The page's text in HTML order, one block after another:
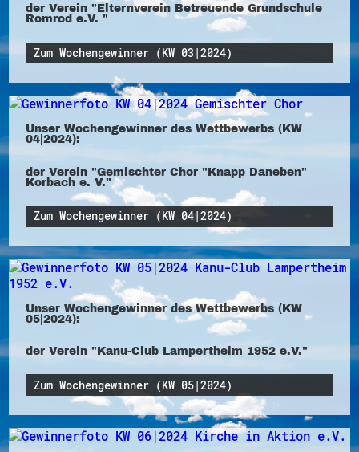
der Verein "Elternverein Betreuende Grundschule
Romrod e.V. "
Zum Wochengewinner (KW 03|2024)
Unser Wochengewinner des Wettbewerbs (KW
04|2024):
der Verein "Gemischter Chor "Knapp Daneben"
Korbach e. V."
Zum Wochengewinner (KW 04|2024)
Unser Wochengewinner des Wettbewerbs (KW
05|2024):
der Verein "Kanu-Club Lampertheim 1952 e.V."
Zum Wochengewinner (KW 05|2024)